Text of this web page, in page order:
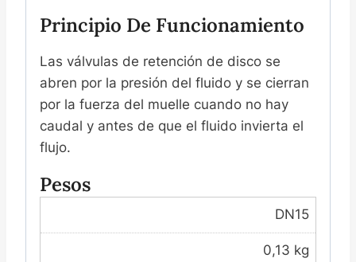
Principio De Funcionamiento
Las válvulas de retención de disco se
abren por la presión del fluido y se cierran
por la fuerza del muelle cuando no hay
caudal y antes de que el fluido invierta el
flujo.
Pesos
DN15
0,13 kg